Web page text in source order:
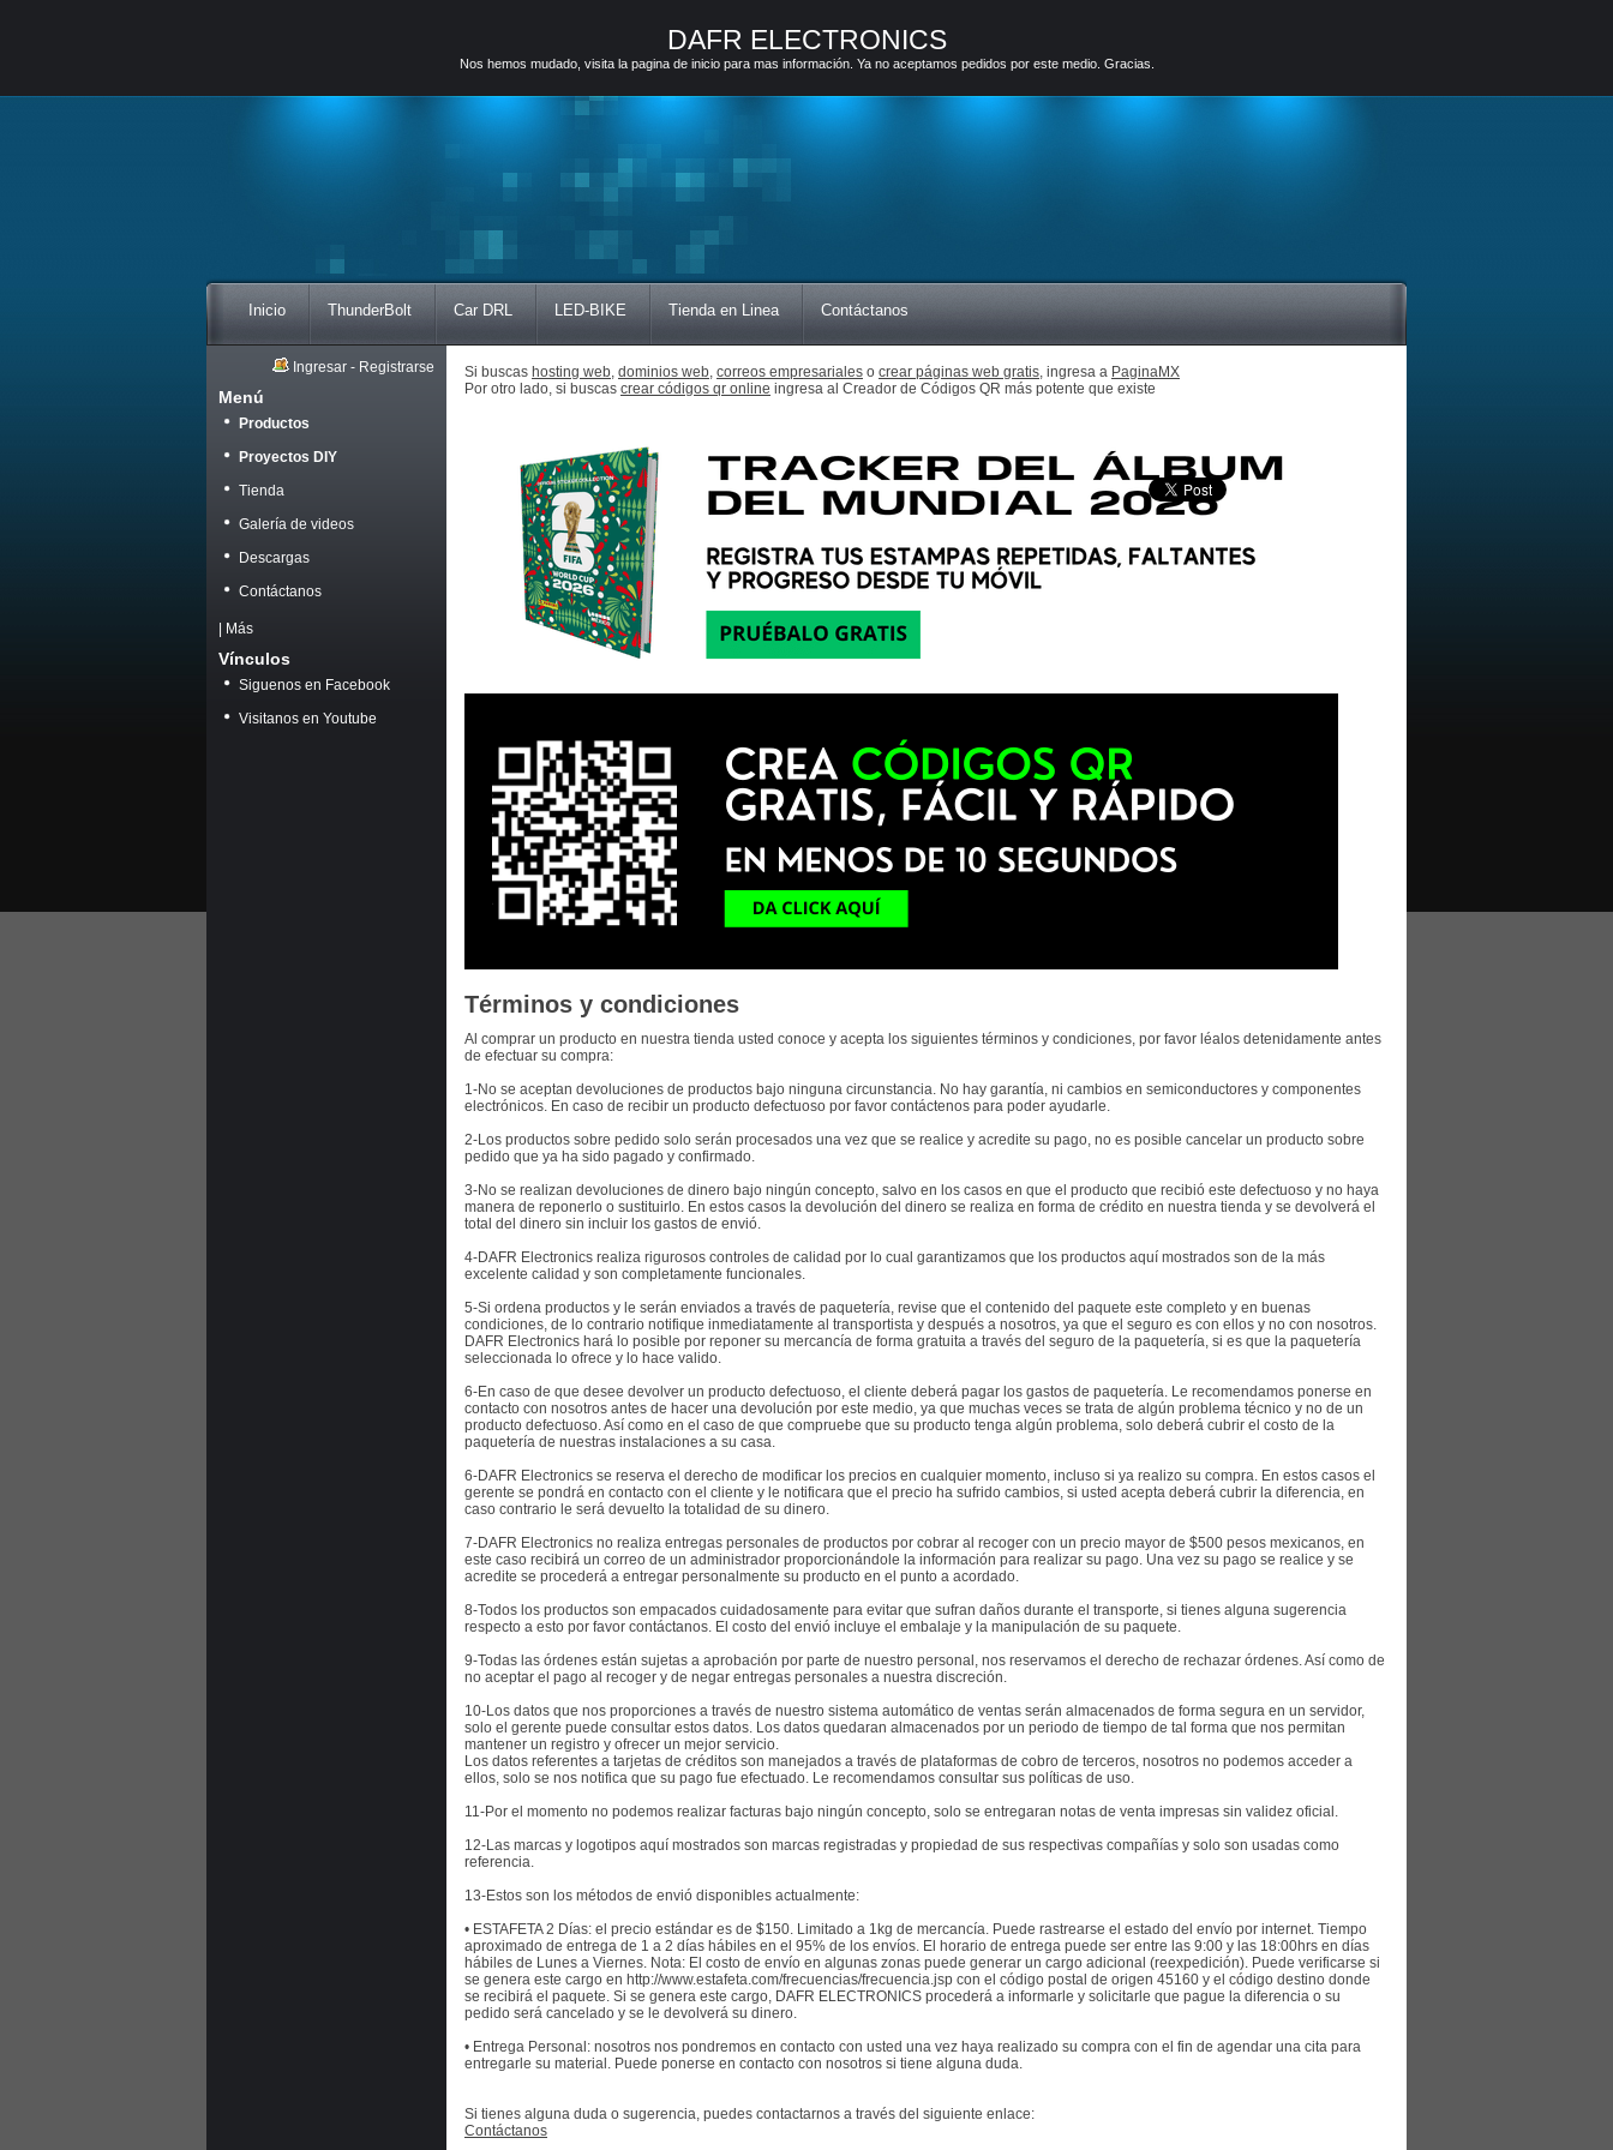
DAFR ELECTRONICS
Nos hemos mudado, visita la pagina de inicio para mas información. Ya no aceptamos pedidos por este medio. Gracias.
Inicio ThunderBolt Car DRL LED-BIKE Tienda en Linea Contáctanos
Ingresar - Registrarse
Menú
Productos
Proyectos DIY
Tienda
Galería de videos
Descargas
Contáctanos
Más
Vínculos
Siguenos en Facebook
Visitanos en Youtube
Si buscas hosting web, dominios web, correos empresariales o crear páginas web gratis, ingresa a PaginaMX
Por otro lado, si buscas crear códigos qr online ingresa al Creador de Códigos QR más potente que existe
Términos y condiciones
Al comprar un producto en nuestra tienda usted conoce y acepta los siguientes términos y condiciones, por favor léalos detenidamente antes
de efectuar su compra:
1-No se aceptan devoluciones de productos bajo ninguna circunstancia. No hay garantía, ni cambios en semiconductores y componentes
electrónicos. En caso de recibir un producto defectuoso por favor contáctenos para poder ayudarle.
2-Los productos sobre pedido solo serán procesados una vez que se realice y acredite su pago, no es posible cancelar un producto sobre
pedido que ya ha sido pagado y confirmado.
3-No se realizan devoluciones de dinero bajo ningún concepto, salvo en los casos en que el producto que recibió este defectuoso y no haya
manera de reponerlo o sustituirlo. En estos casos la devolución del dinero se realiza en forma de crédito en nuestra tienda y se devolverá el
total del dinero sin incluir los gastos de envió.
4-DAFR Electronics realiza rigurosos controles de calidad por lo cual garantizamos que los productos aquí mostrados son de la más
excelente calidad y son completamente funcionales.
5-Si ordena productos y le serán enviados a través de paquetería, revise que el contenido del paquete este completo y en buenas
condiciones, de lo contrario notifique inmediatamente al transportista y después a nosotros, ya que el seguro es con ellos y no con nosotros.
DAFR Electronics hará lo posible por reponer su mercancía de forma gratuita a través del seguro de la paquetería, si es que la paquetería
seleccionada lo ofrece y lo hace valido.
6-En caso de que desee devolver un producto defectuoso, el cliente deberá pagar los gastos de paquetería. Le recomendamos ponerse en
contacto con nosotros antes de hacer una devolución por este medio, ya que muchas veces se trata de algún problema técnico y no de un
producto defectuoso. Así como en el caso de que compruebe que su producto tenga algún problema, solo deberá cubrir el costo de la
paquetería de nuestras instalaciones a su casa.
6-DAFR Electronics se reserva el derecho de modificar los precios en cualquier momento, incluso si ya realizo su compra. En estos casos el
gerente se pondrá en contacto con el cliente y le notificara que el precio ha sufrido cambios, si usted acepta deberá cubrir la diferencia, en
caso contrario le será devuelto la totalidad de su dinero.
7-DAFR Electronics no realiza entregas personales de productos por cobrar al recoger con un precio mayor de $500 pesos mexicanos, en
este caso recibirá un correo de un administrador proporcionándole la información para realizar su pago. Una vez su pago se realice y se
acredite se procederá a entregar personalmente su producto en el punto a acordado.
8-Todos los productos son empacados cuidadosamente para evitar que sufran daños durante el transporte, si tienes alguna sugerencia
respecto a esto por favor contáctanos. El costo del envió incluye el embalaje y la manipulación de su paquete.
9-Todas las órdenes están sujetas a aprobación por parte de nuestro personal, nos reservamos el derecho de rechazar órdenes. Así como de
no aceptar el pago al recoger y de negar entregas personales a nuestra discreción.
10-Los datos que nos proporciones a través de nuestro sistema automático de ventas serán almacenados de forma segura en un servidor,
solo el gerente puede consultar estos datos. Los datos quedaran almacenados por un periodo de tiempo de tal forma que nos permitan
mantener un registro y ofrecer un mejor servicio.
Los datos referentes a tarjetas de créditos son manejados a través de plataformas de cobro de terceros, nosotros no podemos acceder a
ellos, solo se nos notifica que su pago fue efectuado. Le recomendamos consultar sus políticas de uso.
11-Por el momento no podemos realizar facturas bajo ningún concepto, solo se entregaran notas de venta impresas sin validez oficial.
12-Las marcas y logotipos aquí mostrados son marcas registradas y propiedad de sus respectivas compañías y solo son usadas como
referencia.
13-Estos son los métodos de envió disponibles actualmente:
• ESTAFETA 2 Días: el precio estándar es de $150. Limitado a 1kg de mercancía. Puede rastrearse el estado del envío por internet. Tiempo
aproximado de entrega de 1 a 2 días hábiles en el 95% de los envíos. El horario de entrega puede ser entre las 9:00 y las 18:00hrs en días
hábiles de Lunes a Viernes. Nota: El costo de envío en algunas zonas puede generar un cargo adicional (reexpedición). Puede verificarse si
se genera este cargo en http://www.estafeta.com/frecuencias/frecuencia.jsp con el código postal de origen 45160 y el código destino donde
se recibirá el paquete. Si se genera este cargo, DAFR ELECTRONICS procederá a informarle y solicitarle que pague la diferencia o su
pedido será cancelado y se le devolverá su dinero.
• Entrega Personal: nosotros nos pondremos en contacto con usted una vez haya realizado su compra con el fin de agendar una cita para
entregarle su material. Puede ponerse en contacto con nosotros si tiene alguna duda.
Si tienes alguna duda o sugerencia, puedes contactarnos a través del siguiente enlace:
Contáctanos